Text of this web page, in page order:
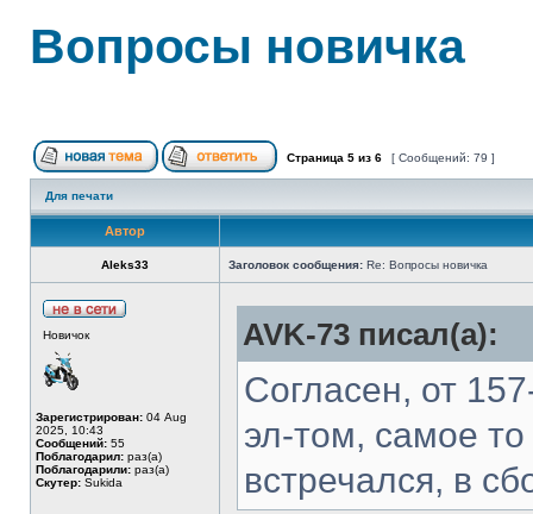
Вопросы новичка
Страница 5 из 6 [ Сообщений: 79 ]
Для печати
Автор
Aleks33 Заголовок сообщения: Re: Вопросы новичка
Новичок
Зарегистрирован: 04 Aug
2025, 10:43
Сообщений: 55
Поблагодарил: раз(а)
Поблагодарили: раз(а)
Скутер: Sukida
AVK-73 писал(а):
Согласен, от
эл-том, самое
встречался, в